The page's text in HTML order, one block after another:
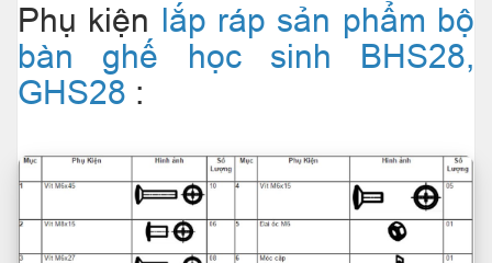
Phụ kiện lắp ráp sản phẩm bộ
bàn ghế học sinh BHS28,
GHS28 :